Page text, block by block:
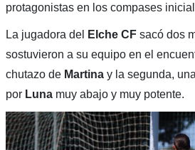
protagonistas en los compases
La jugadora del Elche CFsacó dos
sostuvieron a su equipo en el
chutazo de Martinay la segunda,
por Lunamuy abajo y muy potente.